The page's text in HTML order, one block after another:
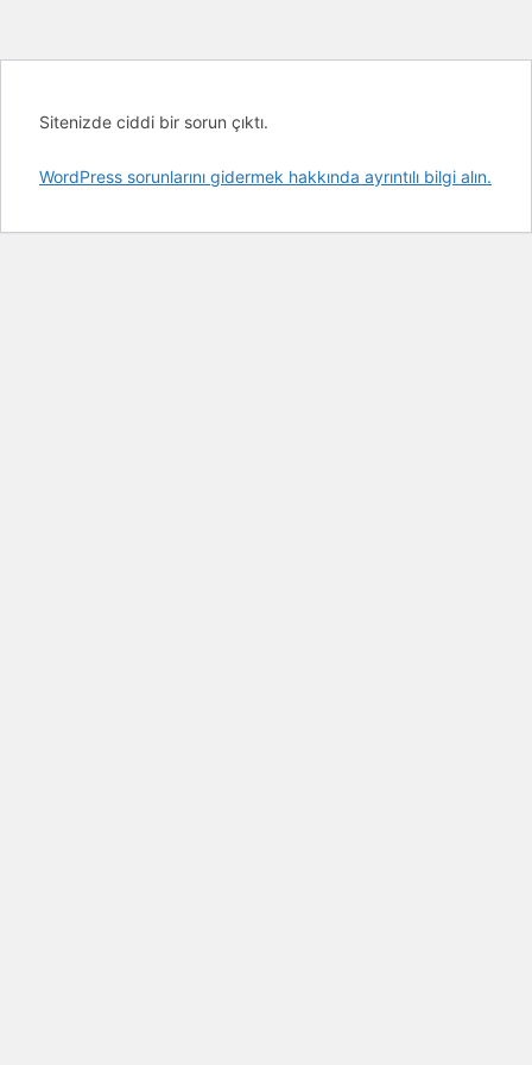
Sitenizde ciddi bir sorun çıktı.
WordPress sorunlarını gidermek hakkında ayrıntılı bilgi alın.